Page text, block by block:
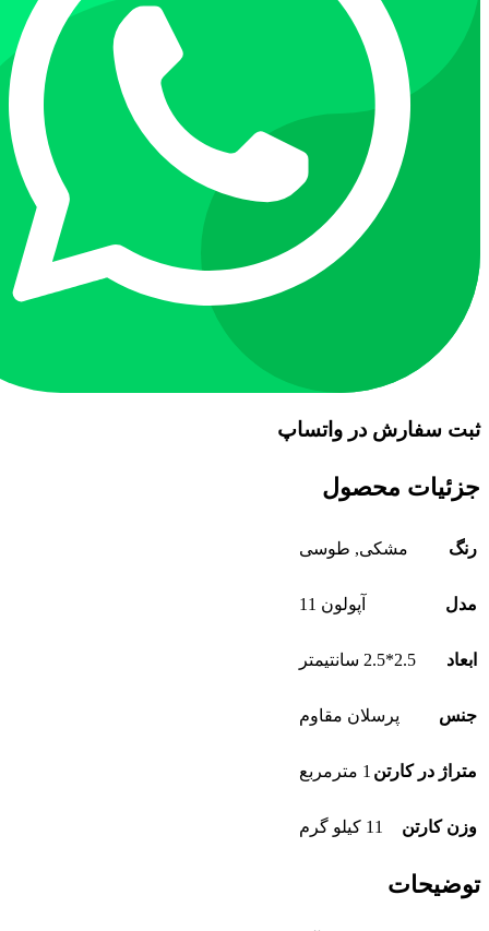
ثبت سفارش در واتساپ
جزئیات محصول
رنگ مشکی, طوسی
مدل آپولون 11
ابعاد 2.5*2.5 سانتیمتر
جنس پرسلان مقاوم
متراژ در کارتن 1 مترمربع
وزن کارتن 11 کیلو گرم
توضیحات